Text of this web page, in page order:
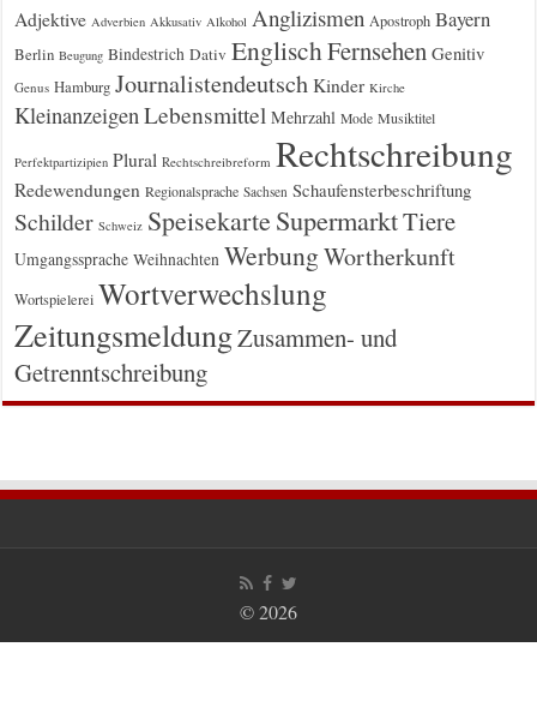
Adjektive Adverbien Akkusativ Alkohol Anglizismen Apostroph Bayern
Berlin Beugung Bindestrich Dativ EnglischFernsehen Genitiv
Genus Hamburg Journalistendeutsch Kinder Kirche
Kleinanzeigen Lebensmittel Mehrzahl Mode Musiktitel
Perfektpartizipien Plural Rechtschreibreform Rechtschreibung
Redewendungen Regionalsprache Sachsen Schaufensterbeschriftung
Schilder Schweiz Speisekarte SupermarktTiere
Umgangssprache Weihnachten WerbungWortherkunft
Wortspielerei Wortverwechslung
ZeitungsmeldungZusammen- und
Getrenntschreibung
© 2026